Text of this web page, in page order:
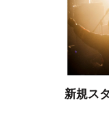
新規ス